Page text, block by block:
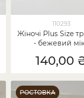
110293
Жіночі Plus Size
- бежевий
140,00
РОСТОВКА